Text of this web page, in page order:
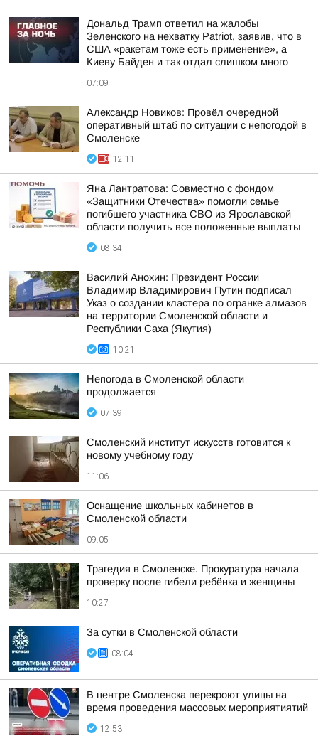
Дональд Трамп ответил на жалобы
Зеленского на нехватку Patriot, заявив, что в
США «ракетам тоже есть применение», а
Киеву Байден и так отдал слишком много
07:09
Александр Новиков: Провёл очередной
оперативный штаб по ситуации с непогодой в
Смоленске
12:11
Яна Лантратова: Совместно с фондом
«Защитники Отечества» помогли семье
погибшего участника СВО из Ярославской
области получить все положенные выплаты
08:34
Василий Анохин: Президент России
Владимир Владимирович Путин подписал
Указ о создании кластера по огранке алмазов
на территории Смоленской области и
Республики Саха (Якутия)
10:21
Непогода в Смоленской области
продолжается
07:39
Смоленский институт искусств готовится к
новому учебному году
11:06
Оснащение школьных кабинетов в
Смоленской области
09:05
Трагедия в Смоленске. Прокуратура начала
проверку после гибели ребёнка и женщины
10:27
За сутки в Смоленской области
08:04
В центре Смоленска перекроют улицы на
время проведения массовых мероприятиятий
12:53